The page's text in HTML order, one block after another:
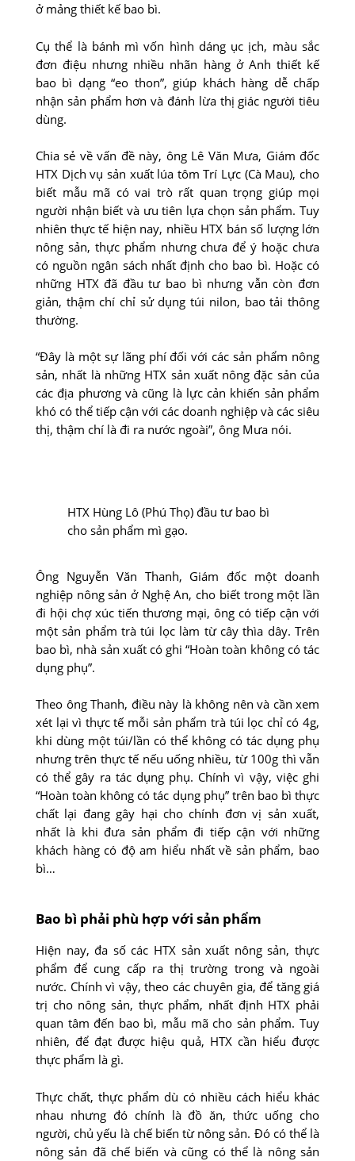
ở mảng thiết kế bao bì.
Cụ thể là bánh mì vốn hình dáng ục ịch, màu sắc
đơn điệu nhưng nhiều nhãn hàng ở Anh thiết kế
bao bì dạng “eo thon”, giúp khách hàng dễ chấp
nhận sản phẩm hơn và đánh lừa thị giác người tiêu
dùng.
Chia sẻ về vấn đề này, ông Lê Văn Mưa, Giám đốc
HTX Dịch vụ sản xuất lúa tôm Trí Lực (Cà Mau), cho
biết mẫu mã có vai trò rất quan trọng giúp mọi
người nhận biết và ưu tiên lựa chọn sản phẩm. Tuy
nhiên thực tế hiện nay, nhiều HTX bán số lượng lớn
nông sản, thực phẩm nhưng chưa để ý hoặc chưa
có nguồn ngân sách nhất định cho bao bì. Hoặc có
những HTX đã đầu tư bao bì nhưng vẫn còn đơn
giản, thậm chí chỉ sử dụng túi nilon, bao tải thông
thường.
“Đây là một sự lãng phí đối với các sản phẩm nông
sản, nhất là những HTX sản xuất nông đặc sản của
các địa phương và cũng là lực cản khiến sản phẩm
khó có thể tiếp cận với các doanh nghiệp và các siêu
thị, thậm chí là đi ra nước ngoài”, ông Mưa nói.
HTX Hùng Lô (Phú Thọ) đầu tư bao bì
cho sản phẩm mì gạo.
Ông Nguyễn Văn Thanh, Giám đốc một doanh
nghiệp nông sản ở Nghệ An, cho biết trong một lần
đi hội chợ xúc tiến thương mại, ông có tiếp cận với
một sản phẩm trà túi lọc làm từ cây thìa dây. Trên
bao bì, nhà sản xuất có ghi “Hoàn toàn không có tác
dụng phụ”.
Theo ông Thanh, điều này là không nên và cần xem
xét lại vì thực tế mỗi sản phẩm trà túi lọc chỉ có 4g,
khi dùng một túi/lần có thể không có tác dụng phụ
nhưng trên thực tế nếu uống nhiều, từ 100g thì vẫn
có thể gây ra tác dụng phụ. Chính vì vậy, việc ghi
“Hoàn toàn không có tác dụng phụ” trên bao bì thực
chất lại đang gây hại cho chính đơn vị sản xuất,
nhất là khi đưa sản phẩm đi tiếp cận với những
khách hàng có độ am hiểu nhất về sản phẩm, bao
bì…
Bao bì phải phù hợp với sản phẩm
Hiện nay, đa số các HTX sản xuất nông sản, thực
phẩm để cung cấp ra thị trường trong và ngoài
nước. Chính vì vậy, theo các chuyên gia, để tăng giá
trị cho nông sản, thực phẩm, nhất định HTX phải
quan tâm đến bao bì, mẫu mã cho sản phẩm. Tuy
nhiên, để đạt được hiệu quả, HTX cần hiểu được
thực phẩm là gì.
Thực chất, thực phẩm dù có nhiều cách hiểu khác
nhau nhưng đó chính là đồ ăn, thức uống cho
người, chủ yếu là chế biến từ nông sản. Đó có thể là
nông sản đã chế biến và cũng có thể là nông sản